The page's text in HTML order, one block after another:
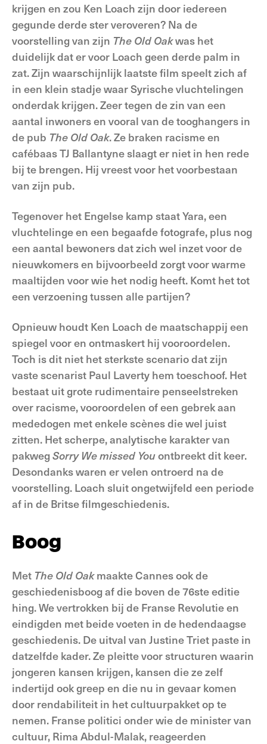
krijgen en zou Ken Loach zijn door iedereen
gegunde derde ster veroveren? Na de
voorstelling van zijn The Old Oakwas het
duidelijk dat er voor Loach geen derde palm in
zat. Zijn waarschijnlijk laatste film speelt zich af
in een klein stadje waar Syrische vluchtelingen
onderdak krijgen. Zeer tegen de zin van een
aantal inwoners en vooral van de tooghangers in
de pub The Old Oak. Ze braken racisme en
cafébaas TJ Ballantyne slaagt er niet in hen rede
bij te brengen. Hij vreest voor het voorbestaan
van zijn pub.
Tegenover het Engelse kamp staat Yara, een
vluchtelinge en een begaafde fotografe, plus nog
een aantal bewoners dat zich wel inzet voor de
nieuwkomers en bijvoorbeeld zorgt voor warme
maaltijden voor wie het nodig heeft. Komt het tot
een verzoening tussen alle partijen?
Opnieuw houdt Ken Loach de maatschappij een
spiegel voor en ontmaskert hij vooroordelen.
Toch is dit niet het sterkste scenario dat zijn
vaste scenarist Paul Laverty hem toeschoof. Het
bestaat uit grote rudimentaire penseelstreken
over racisme, vooroordelen of een gebrek aan
mededogen met enkele scènes die wel juist
zitten. Het scherpe, analytische karakter van
pakweg Sorry Wemissed Youontbreekt dit keer.
Desondanks waren er velen ontroerd na de
voorstelling. Loach sluit ongetwijfeld een periode
af in de Britse filmgeschiedenis.
Boog
Met The Old Oakmaakte Cannes ook de
geschiedenisboog af die boven de 76ste editie
hing. We vertrokken bij de Franse Revolutie en
eindigden met beide voeten in de hedendaagse
geschiedenis. De uitval van Justine Triet paste in
datzelfde kader. Ze pleitte voor structuren waarin
jongeren kansen krijgen, kansen die ze zelf
indertijd ook greep en die nu in gevaar komen
door rendabiliteit in het cultuurpakket op te
nemen. Franse politici onder wie de minister van
cultuur, Rima Abdul-Malak, reageerden